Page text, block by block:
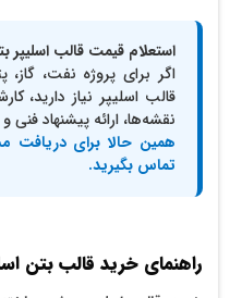
استعلام قیمت قالب اسلیپر
اگر برای پروژه نفت،
قالب اسلیپر نیاز دارید،
نقشه‌ها، ارائه پیشنهاد
همین حالا برای دریافت
تماس بگیرید.
راهنمای خرید قالب بتن